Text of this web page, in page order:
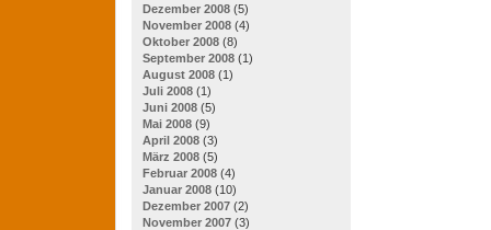
Dezember 2008 (5)
November 2008 (4)
Oktober 2008 (8)
September 2008 (1)
August 2008 (1)
Juli 2008 (1)
Juni 2008 (5)
Mai 2008 (9)
April 2008 (3)
März 2008 (5)
Februar 2008 (4)
Januar 2008 (10)
Dezember 2007 (2)
November 2007 (3)